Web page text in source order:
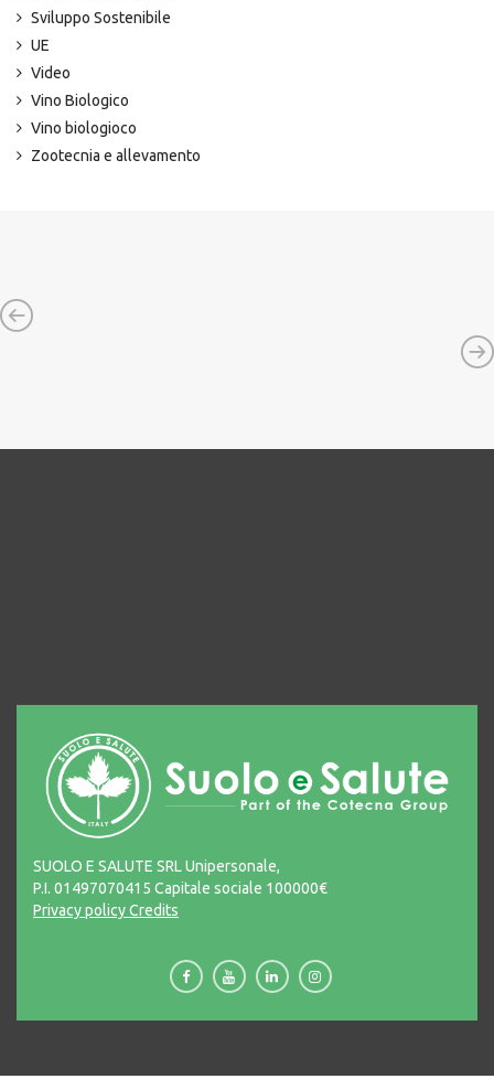
Sviluppo Sostenibile
UE
Video
Vino Biologico
Vino biologioco
Zootecnia e allevamento
SUOLO E SALUTE SRL Unipersonale,
P.I. 01497070415 Capitale sociale 100000€
Privacy policyCredits